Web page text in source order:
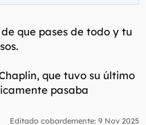
que pases de todo y tu
que tuvo su último
pasaba
Editado cobardemente: 9 Nov 2025